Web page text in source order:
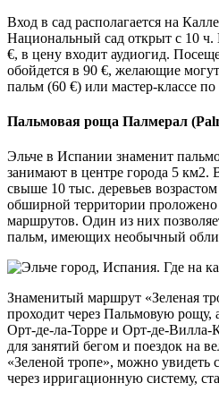
Вход в сад располагается на
Национальный сад открыт с 10 ч.
€, в цену входит аудиогид.
обойдется в 90 €, желающие
пальм (60 €) или мастер-классе
Пальмовая роща Палмерал
Эльче в Испании знаменит
занимают в центре города 5 км2.
свыше 10 тыс. деревьев
обширной территории проложено
маршрутов. Один из них
пальм, имеющих необычный
Знаменитый маршрут «Зеленая
проходит через Пальмовую рощу,
Орт-де-ла-Торре и Орт-де-
для занятий бегом и поездок на
«Зеленой тропе», можно
через ирригационную систему,